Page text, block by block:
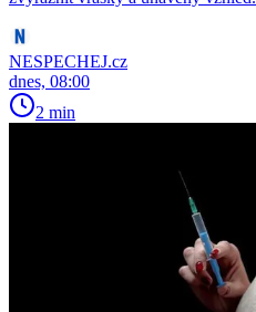
NESPECHEJ.cz
dnes, 08:00
2 min